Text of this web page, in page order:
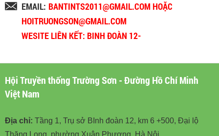
EMAIL: BANTINTS2011@GMAIL.COM HOẶC
HOITRUONGSON@GMAIL.COM
WESITE LIÊN KẾT: BINH ĐOÀN 12-
Hội Truyền thống Trường Sơn - Đường Hồ Chí Minh
Việt Nam
Địa chỉ: Tầng 1, Trụ sở BInh đoàn 12, km 6 +500, Đại lộ
Thăng Long, phường Xuân Phương, Hà Nội.